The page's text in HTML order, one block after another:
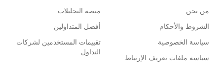
من نحن
الشروط والأحكام
سياسة الخصوصية
سياسة ملفات تعريف الإرتباط
منصة التحليلات
أفضل المتداولين
تقييمات المستخدمين لشركات
التداول